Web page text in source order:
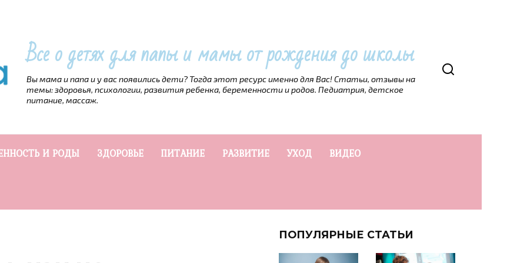
Все о детях для папы и мамы от рождения до школы
Вы мама и папа и у вас появились дети? Тогда этот ресурс именно для Вас! Статьи, отзывы на
темы: здоровья, психологии, развития ребенка, беременности и родов. Педиатрия, детское
питание, массаж.
И РОДЫ ЗДОРОВЬЕ ПИТАНИЕ РАЗВИТИЕ УХОД ВИДЕО
ПОПУЛЯРНЫЕ СТАТЬИ